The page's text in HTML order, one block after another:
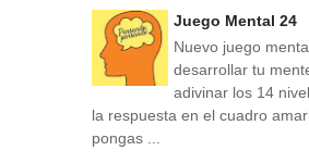
Juego Mental 24
Nuevo juego
desarrollar tu
adivinar los 14
la respuesta en el cuadro
pongas ...